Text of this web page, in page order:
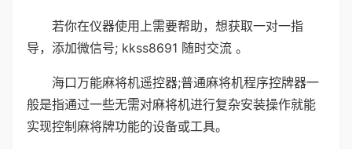
若你在仪器使用上需要帮助，想获取一对一指
导，添加微信号; kkss8691 随时交流 。
海口万能麻将机遥控器;普通麻将机程序控牌器一
般是指通过一些无需对麻将机进行复杂安装操作就能
实现控制麻将牌功能的设备或工具。